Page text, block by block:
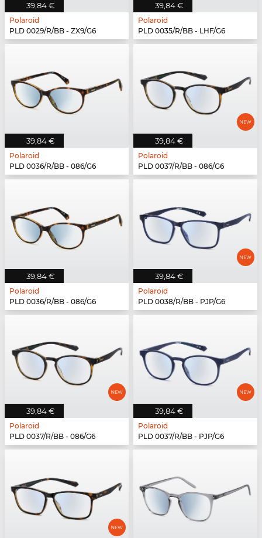
39,84 €
Polaroid
PLD 0029/R/BB - ZX9/G6
39,84 €
Polaroid
PLD 0035/R/BB - LHF/G6
39,84 €
Polaroid
PLD 0036/R/BB - 086/G6
39,84 €
Polaroid
PLD 0037/R/BB - 086/G6
39,84 €
Polaroid
PLD 0036/R/BB - 086/G6
39,84 €
Polaroid
PLD 0038/R/BB - PJP/G6
39,84 €
Polaroid
PLD 0037/R/BB - 086/G6
39,84 €
Polaroid
PLD 0037/R/BB - PJP/G6